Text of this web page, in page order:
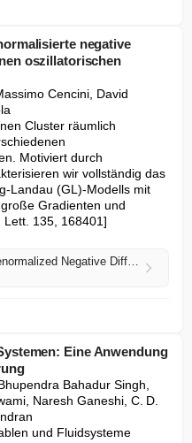
negative
oszillatorischen
Cencini, David
Cluster räumlich
Motiviert durch
wir vollständig das
Landau (GL)-Modells mit
Gradienten und
135, 168401]
Defects, Parcellation, and Renormalized Negative Diffusivities in Nonhomogeneous Oscillatory Media
Eine Anwendung
Bahadur Singh,
Naresh Ganeshi, C. D.
und Fluidsysteme